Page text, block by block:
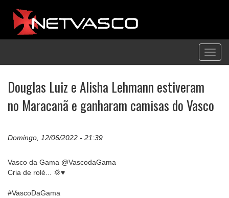
Douglas Luiz e Alisha Lehmann estiveram
no Maracanã e ganharam camisas do Vasco
Domingo, 12/06/2022 - 21:39
Vasco da Gama @VascodaGama
Cria de rolé... 💢♥️
#VascoDaGama